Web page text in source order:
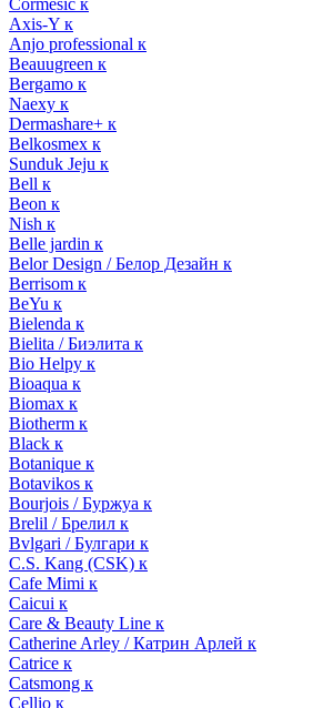
Cormesic к
Axis-Y к
Anjo professional к
Beauugreen к
Bergamo к
Naexy к
Dermashare+ к
Belkosmex к
Sunduk Jeju к
Bell к
Beon к
Nish к
Belle jardin к
Belor Design / Белор Дезайн к
Berrisom к
BeYu к
Bielenda к
Bielita / Биэлита к
Bio Helpy к
Bioaqua к
Biomax к
Biotherm к
Black к
Botanique к
Botavikos к
Bourjois / Буржуа к
Brelil / Брелил к
Bvlgari / Булгари к
C.S. Kang (CSK) к
Cafe Mimi к
Caicui к
Care & Beauty Line к
Catherine Arley / Катрин Арлей к
Catrice к
Catsmong к
Cellio к